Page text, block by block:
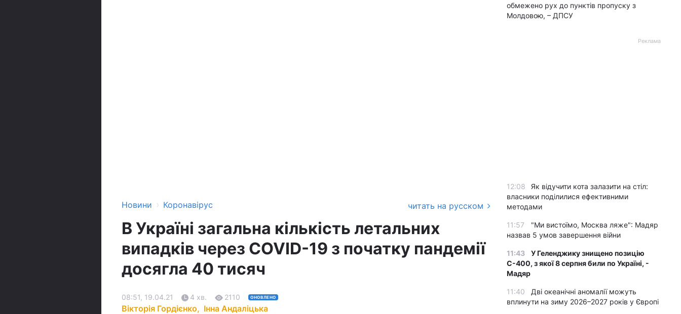
Новини › Коронавірус читать на русском
В Україні загальна кількість летальних
випадків через COVID-19 з початку пандемії
досягла 40 тисяч
Вікторія Гордієнко, Інна Андаліцька
08:51, 19.04.21 4 хв. 2110 ОНОВЛЕНО
обмежено рух до пунктів пропуску з
Молдовою, – ДПСУ
Реклама
12:08
Як відучити кота залазити на стіл:
власники поділилися ефективними
методами
11:57
"Ми вистоїмо, Москва ляже": Мадяр
назвав 5 умов завершення війни
11:43
У Геленджику знищено позицію
С-400, з якої 8 серпня били по Україні, -
Мадяр
11:40
Дві океанічні аномалії можуть
вплинути на зиму 2026–2027 років у Європі